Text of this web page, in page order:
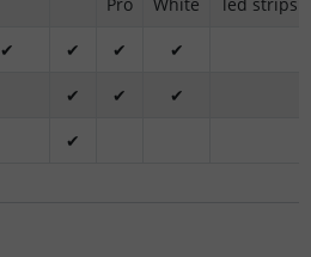
✔ ✔ ✔
✔
✔ ✔
✔
✔